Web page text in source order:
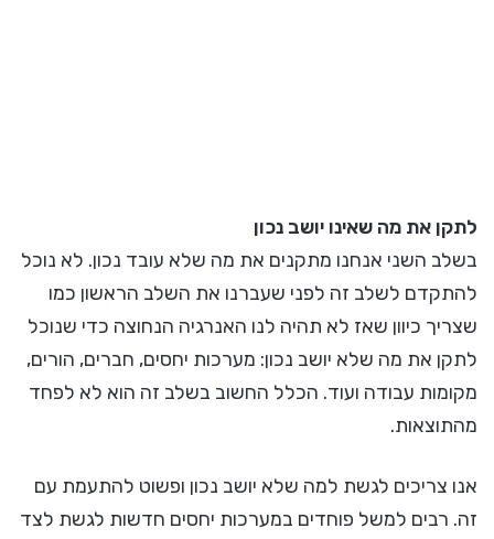
לתקן את מה שאינו יושב נכון
בשלב השני אנחנו מתקנים את מה שלא עובד נכון. לא נוכל
להתקדם לשלב זה לפני שעברנו את השלב הראשון כמו
שצריך כיוון שאז לא תהיה לנו האנרגיה הנחוצה כדי שנוכל
לתקן את מה שלא יושב נכון: מערכות יחסים, חברים, הורים,
מקומות עבודה ועוד. הכלל החשוב בשלב זה הוא לא לפחד
מהתוצאות.
אנו צריכים לגשת למה שלא יושב נכון ופשוט להתעמת עם
זה. רבים למשל פוחדים במערכות יחסים חדשות לגשת לצד